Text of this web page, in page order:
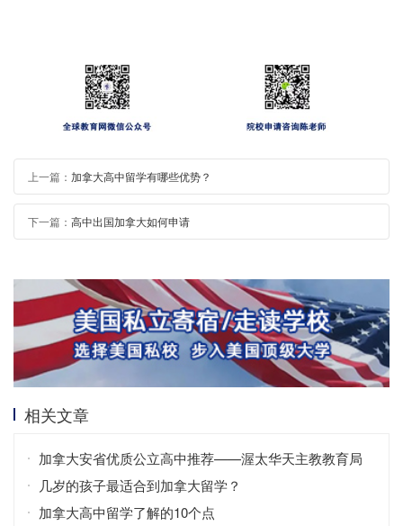
上一篇： 加拿大高中留学有哪些优势？
下一篇： 高中出国加拿大如何申请
相关文章
加拿大安省优质公立高中推荐——渥太华天主教教育局
几岁的孩子最适合到加拿大留学？
加拿大高中留学了解的10个点